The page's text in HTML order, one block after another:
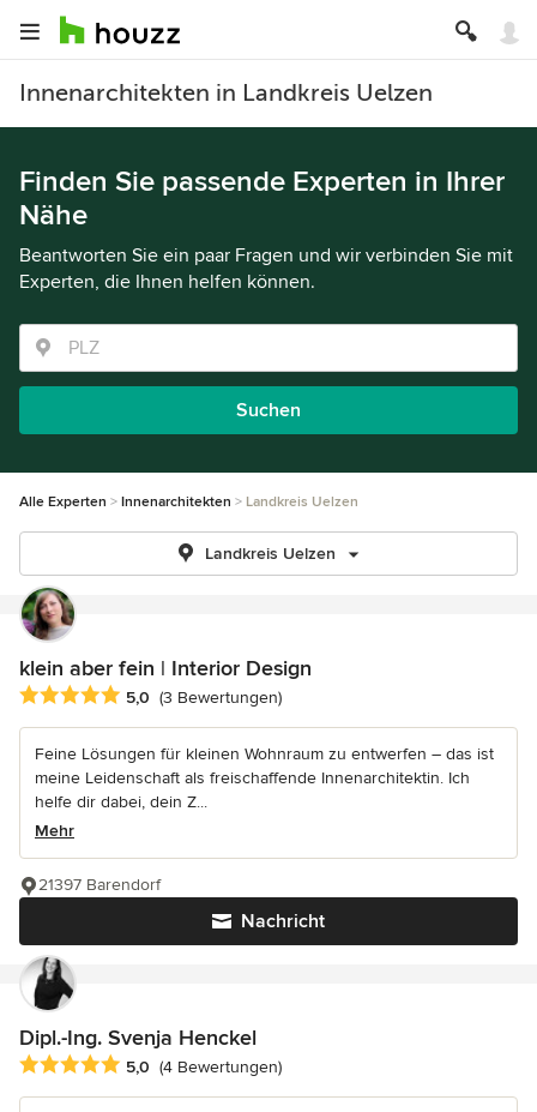
Innenarchitekten in Landkreis Uelzen
Finden Sie passende Experten in Ihrer
Nähe
Beantworten Sie ein paar Fragen und wir verbinden Sie mit
Experten, die Ihnen helfen können.
Suchen
Alle Experten Innenarchitekten Landkreis Uelzen
Landkreis Uelzen
klein aber fein | Interior Design
Durchschnittliche Bewertung: 5 von 5 Sternen
5,0 (3 Bewertungen)
Feine Lösungen für kleinen Wohnraum zu entwerfen – das ist
meine Leidenschaft als freischaffende Innenarchitektin. Ich
helfe dir dabei, dein Z...
Mehr
Nachricht
21397 Barendorf
Dipl.-Ing. Svenja Henckel
Durchschnittliche Bewertung: 5 von 5 Sternen
5,0 (4 Bewertungen)